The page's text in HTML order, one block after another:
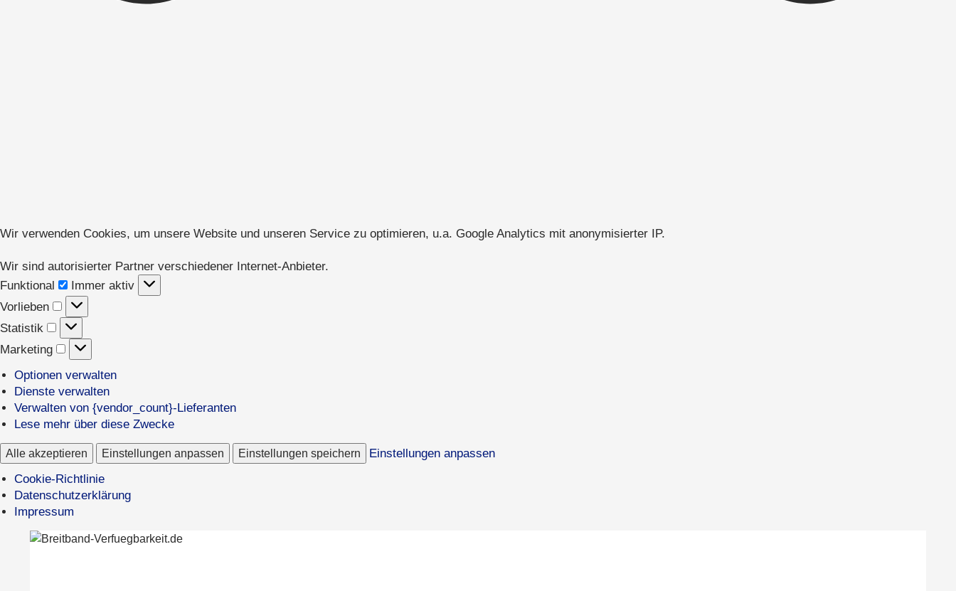
Wir verwenden Cookies, um unsere Website und unseren Service zu optimieren, u.a. Google Analytics mit anonymisierter IP.
Wir sind autorisierter Partner verschiedener Internet-Anbieter.
Funktional Funktional
Immer aktiv
Vorlieben
Vorlieben
Statistik
Statistik
Marketing
Marketing
Optionen verwalten
Dienste verwalten
Verwalten von {vendor_count}-Lieferanten
Lese mehr über diese Zwecke
Alle akzeptieren Einstellungen anpassen Einstellungen speichern
Einstellungen anpassen
Cookie-Richtlinie
Datenschutzerklärung
Impressum